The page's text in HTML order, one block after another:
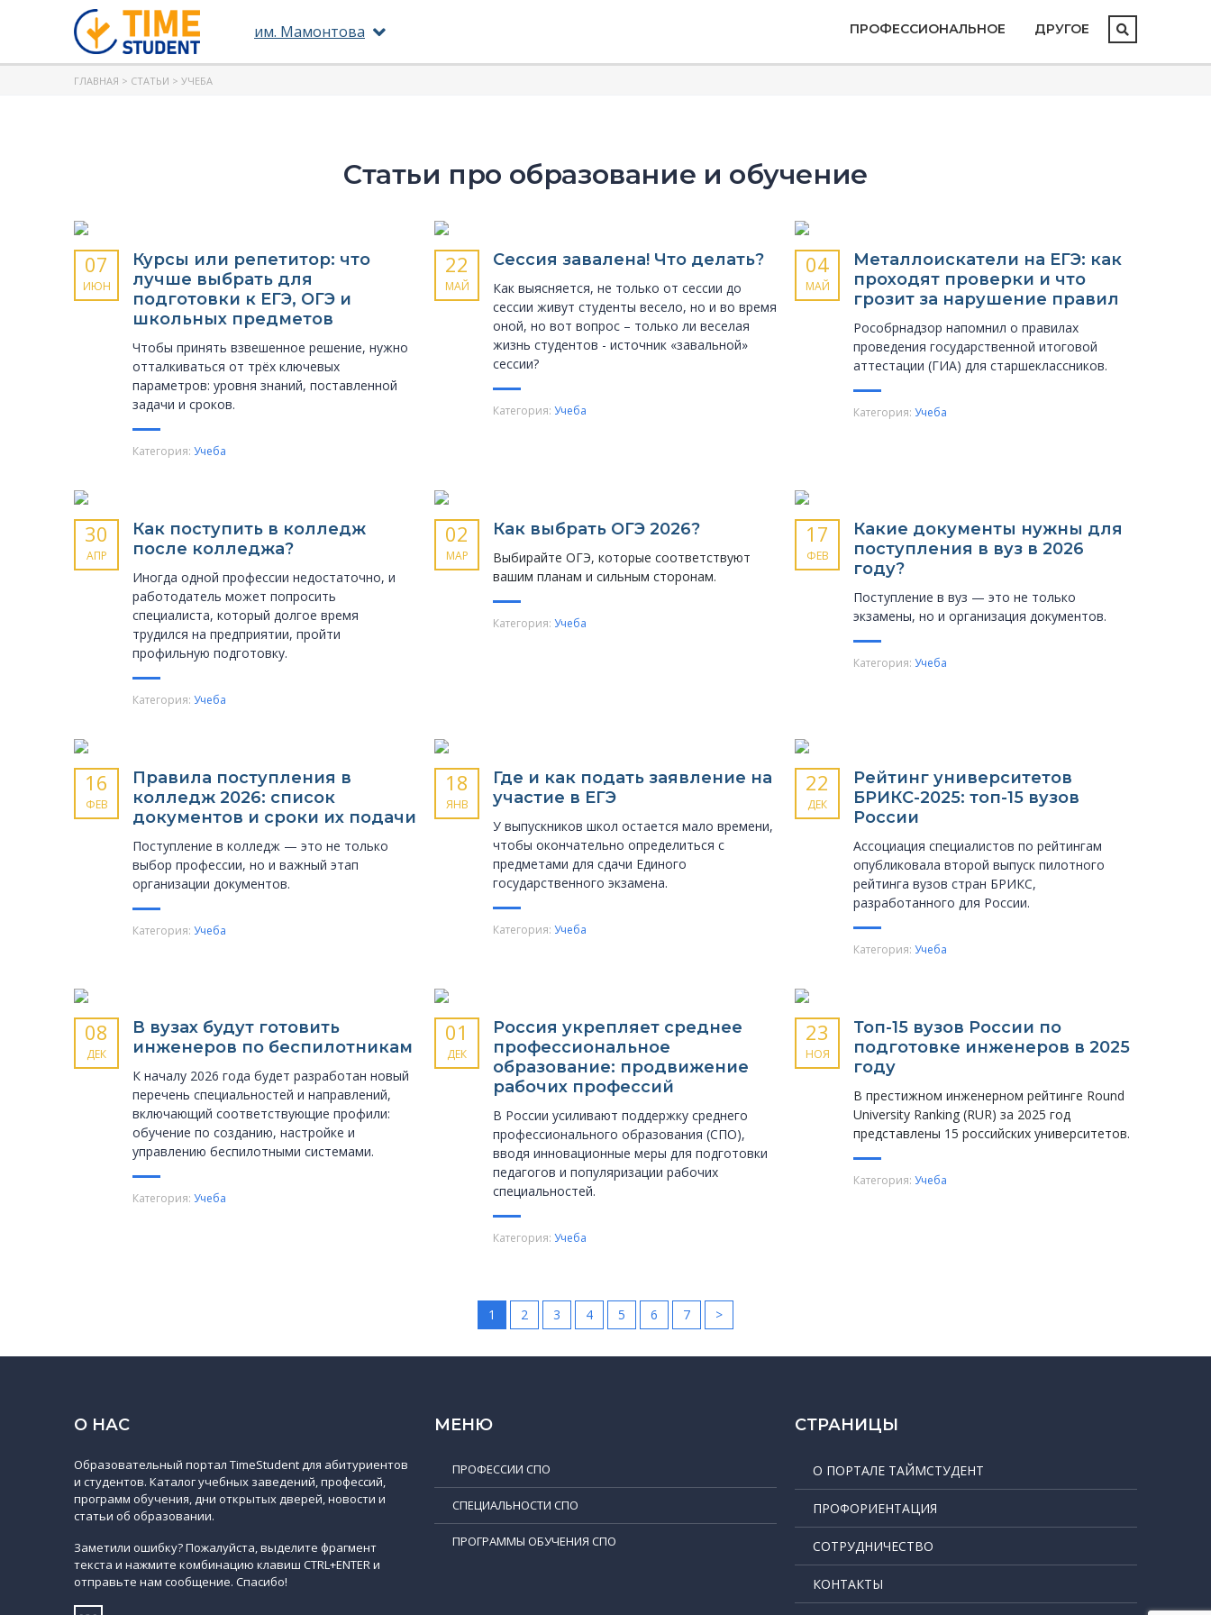
им. Мамонтова ПРОФЕССИОНАЛЬНОЕ ДРУГОЕ
ГЛАВНАЯ > СТАТЬИ > УЧЕБА
Статьи про образование и обучение
07
ИЮН
Курсы или репетитор: что
лучше выбрать для
подготовки к ЕГЭ, ОГЭ и
школьных предметов
Чтобы принять взвешенное решение, нужно
отталкиваться от трёх ключевых
параметров: уровня знаний, поставленной
задачи и сроков.
Категория: Учеба
22
МАЙ
Сессия завалена! Что делать?
Как выясняется, не только от сессии до
сессии живут студенты весело, но и во время
оной, но вот вопрос – только ли веселая
жизнь студентов - источник «завальной»
сессии?
Категория: Учеба
04
МАЙ
Металлоискатели на ЕГЭ: как
проходят проверки и что
грозит за нарушение правил
Рособрнадзор напомнил о правилах
проведения государственной итоговой
аттестации (ГИА) для старшеклассников.
Категория: Учеба
30
АПР
Как поступить в колледж
после колледжа?
Иногда одной профессии недостаточно, и
работодатель может попросить
специалиста, который долгое время
трудился на предприятии, пройти
профильную подготовку.
Категория: Учеба
02
МАР
Как выбрать ОГЭ 2026?
Выбирайте ОГЭ, которые соответствуют
вашим планам и сильным сторонам.
Категория: Учеба
17
ФЕВ
Какие документы нужны для
поступления в вуз в 2026
году?
Поступление в вуз — это не только
экзамены, но и организация документов.
Категория: Учеба
16
ФЕВ
Правила поступления в
колледж 2026: список
документов и сроки их подачи
Поступление в колледж — это не только
выбор профессии, но и важный этап
организации документов.
Категория: Учеба
18
ЯНВ
Где и как подать заявление на
участие в ЕГЭ
У выпускников школ остается мало времени,
чтобы окончательно определиться с
предметами для сдачи Единого
государственного экзамена.
Категория: Учеба
22
ДЕК
Рейтинг университетов
БРИКС-2025: топ-15 вузов
России
Ассоциация специалистов по рейтингам
опубликовала второй выпуск пилотного
рейтинга вузов стран БРИКС,
разработанного для России.
Категория: Учеба
08
ДЕК
В вузах будут готовить
инженеров по беспилотникам
К началу 2026 года будет разработан новый
перечень специальностей и направлений,
включающий соответствующие профили:
обучение по созданию, настройке и
управлению беспилотными системами.
Категория: Учеба
01
ДЕК
Россия укрепляет среднее
профессиональное
образование: продвижение
рабочих профессий
В России усиливают поддержку среднего
профессионального образования (СПО),
вводя инновационные меры для подготовки
педагогов и популяризации рабочих
специальностей.
Категория: Учеба
23
НОЯ
Топ-15 вузов России по
подготовке инженеров в 2025
году
В престижном инженерном рейтинге Round
University Ranking (RUR) за 2025 год
представлены 15 российских университетов.
Категория: Учеба
1 2 3 4 5 6 7 >
О НАС
Образовательный портал TimeStudent для абитуриентов
и студентов. Каталог учебных заведений, профессий,
программ обучения, дни открытых дверей, новости и
статьи об образовании.
Заметили ошибку? Пожалуйста, выделите фрагмент
текста и нажмите комбинацию клавиш CTRL+ENTER и
отправьте нам сообщение. Спасибо!
МЕНЮ
ПРОФЕССИИ СПО
СПЕЦИАЛЬНОСТИ СПО
ПРОГРАММЫ ОБУЧЕНИЯ СПО
СТРАНИЦЫ
О ПОРТАЛЕ ТАЙМСТУДЕНТ
ПРОФОРИЕНТАЦИЯ
СОТРУДНИЧЕСТВО
КОНТАКТЫ